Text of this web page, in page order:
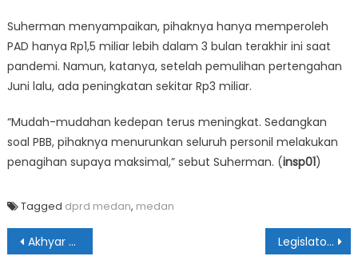
Suherman menyampaikan, pihaknya hanya memperoleh
PAD hanya Rp1,5 miliar lebih dalam 3 bulan terakhir ini saat
pandemi. Namun, katanya, setelah pemulihan pertengahan
Juni lalu, ada peningkatan sekitar Rp3 miliar.
“Mudah-mudahan kedepan terus meningkat. Sedangkan
soal PBB, pihaknya menurunkan seluruh personil melakukan
penagihan supaya maksimal,” sebut Suherman. (insp01)
Tagged dprd medan, medan
Navigasi
Akhyar Pimpin IKANAS Sumut Legislator Ini Desak BPPRD Kejar Tunggakan Pajak Hotel Soechi